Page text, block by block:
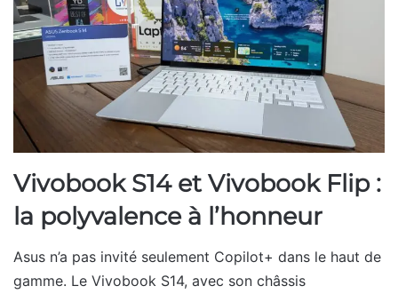
Vivobook S14 et Vivobook Flip :
la polyvalence à l’honneur
Asus n’a pas invité seulement Copilot+ dans le haut de
gamme. Le Vivobook S14, avec son châssis